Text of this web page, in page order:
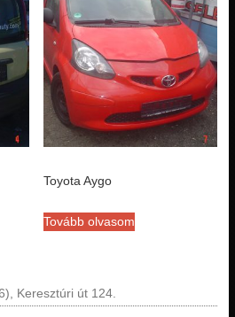
Toyota Aygo
Tovább olvasom
Keresztúri út 124.